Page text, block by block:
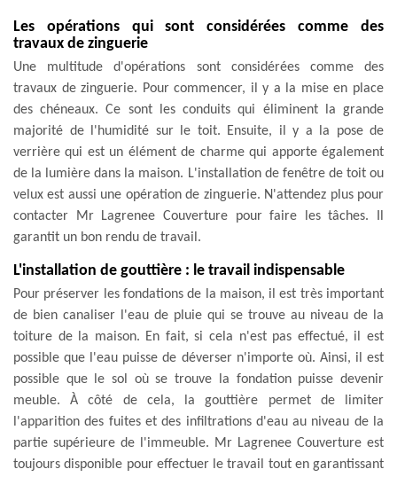
Les opérations qui sont considérées comme des
travaux de zinguerie
Une multitude d'opérations sont considérées comme des
travaux de zinguerie. Pour commencer, il y a la mise en place
des chéneaux. Ce sont les conduits qui éliminent la grande
majorité de l'humidité sur le toit. Ensuite, il y a la pose de
verrière qui est un élément de charme qui apporte également
de la lumière dans la maison. L'installation de fenêtre de toit ou
velux est aussi une opération de zinguerie. N'attendez plus pour
contacter Mr Lagrenee Couverture pour faire les tâches. Il
garantit un bon rendu de travail.
L'installation de gouttière : le travail indispensable
Pour préserver les fondations de la maison, il est très important
de bien canaliser l'eau de pluie qui se trouve au niveau de la
toiture de la maison. En fait, si cela n'est pas effectué, il est
possible que l'eau puisse de déverser n'importe où. Ainsi, il est
possible que le sol où se trouve la fondation puisse devenir
meuble. À côté de cela, la gouttière permet de limiter
l'apparition des fuites et des infiltrations d'eau au niveau de la
partie supérieure de l'immeuble. Mr Lagrenee Couverture est
toujours disponible pour effectuer le travail tout en garantissant